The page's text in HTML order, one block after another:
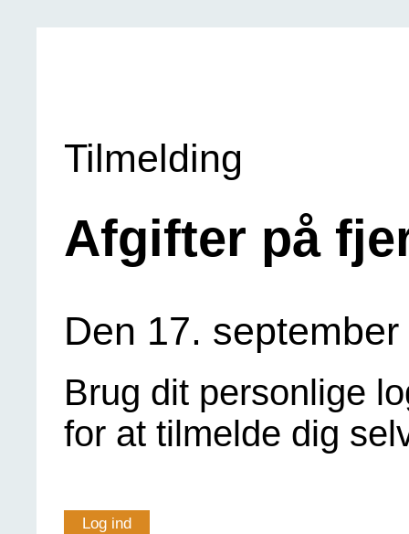
Tilmelding
Afgifter på
Den 17.
Brug dit personlige
for at tilmelde dig
Log ind